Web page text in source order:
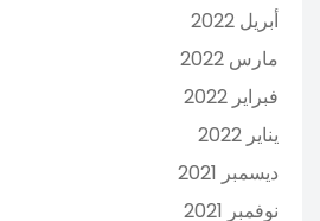
أبريل 2022
مارس 2022
فبراير 2022
يناير 2022
ديسمبر 2021
نوفمبر 2021